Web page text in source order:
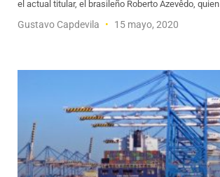
el actual titular, el brasileño Roberto Azevêdo, quien
Gustavo Capdevila 15 mayo, 2020